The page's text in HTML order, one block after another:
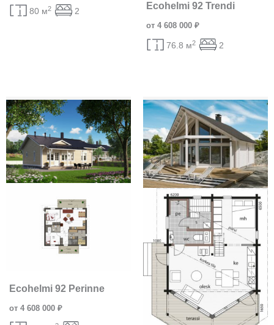
80 м2 2
Ecohelmi 92 Trendi
от 4 608 000 ₽
76.8 м2 2
Ecohelmi 92 Perinne
от 4 608 000 ₽